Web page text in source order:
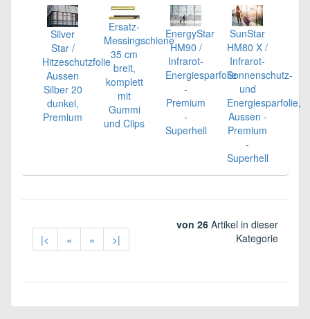
Silver
Star /
Hitzeschutzfolie
Aussen
Silber 20
dunkel,
Premium
Ersatz-
Messingschiene
35 cm
breit,
komplett
mit
Gummi
und Clips
EnergyStar
HM90 /
Infrarot-
Energiesparfolie
-
Premium
-
Superhell
SunStar
HM80 X /
Infrarot-
Sonnenschutz-
und
Energiesparfolie,
Aussen -
Premium
-
Superhell
|< « » >|
von 26 Artikel in dieser
Kategorie